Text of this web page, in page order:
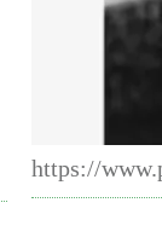
https://